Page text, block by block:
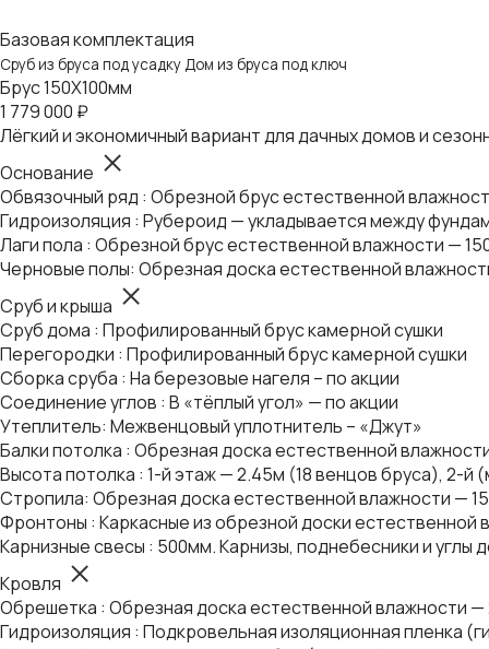
Базовая комплектация
Сруб из бруса под усадкуДом из бруса под ключ
Брус 150Х100мм
1 779 000 ₽
Лёгкий и экономичный вариант для дачных домов и
Основание
Обвязочный ряд : Обрезной брус естественной
Гидроизоляция : Рубероид — укладывается между
Лаги пола : Обрезной брус естественной влажности —
Черновые полы: Обрезная доска естественной
Сруб и крыша
Сруб дома : Профилированный брус камерной сушки
Перегородки : Профилированный брус камерной сушки
Сборка сруба : На березовые нагеля – по акции
Соединение углов : В «тёплый угол» — по акции
Утеплитель: Межвенцовый уплотнитель – «Джут»
Балки потолка : Обрезная доска естественной
Высота потолка : 1-й этаж — 2.45м (18 венцов бруса), 2-
Стропила: Обрезная доска естественной влажности —
Фронтоны : Каркасные из обрезной доски естественной
Карнизные свесы : 500мм. Карнизы, поднебесники и углы
Кровля
Обрешетка : Обрезная доска естественной влажности —
Гидроизоляция : Подкровельная изоляционная пленка